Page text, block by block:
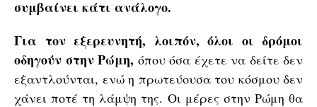
συμβαίνει κάτι ανάλογο.
Για τον εξερευνητή, λοιπόν, όλοι οι δρόμοι
οδηγούν στην Ρώμη, όπου όσα έχετε να δείτε δεν
εξαντλούνται, ενώ η πρωτεύουσα του κόσμου δεν
χάνει ποτέ τη λάμψη της. Οι μέρες στην Ρώμη θα